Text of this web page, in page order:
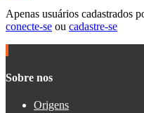
Apenas usuários cadastrados
conecte-se ou cadastre-se
Sobre nos
Origens